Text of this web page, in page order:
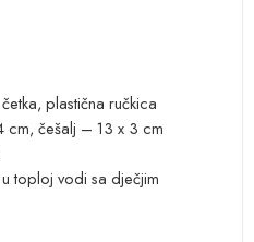
plastična ručkica
cm, češalj – 13 x 3 cm
toploj vodi sa dječjim